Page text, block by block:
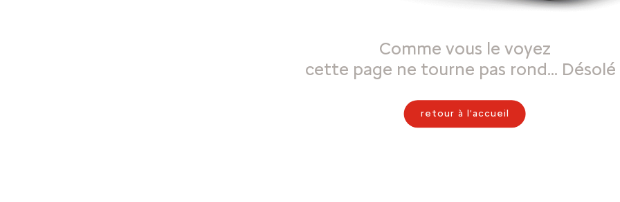
Comme vous le voyez
cette page ne tourne pas rond… Désolé
retour à l'accueil